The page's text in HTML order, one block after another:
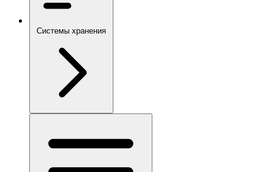
Системы хранения